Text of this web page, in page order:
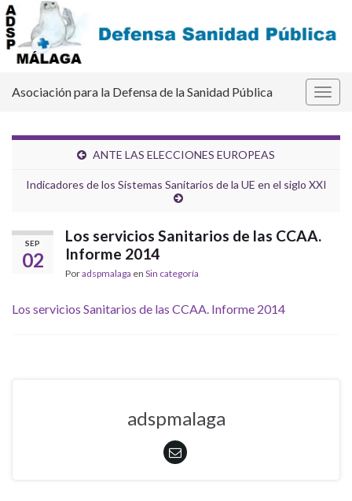
Asociación para la Defensa de la Sanidad Pública
ANTE LAS ELECCIONES EUROPEAS
Indicadores de los Sistemas Sanitarios de la UE en el siglo XXI
SEP
02
Los servicios Sanitarios de las CCAA.
Informe 2014
Poradspmalaga en Sin categoría
Los servicios Sanitarios de las CCAA. Informe 2014
adspmalaga